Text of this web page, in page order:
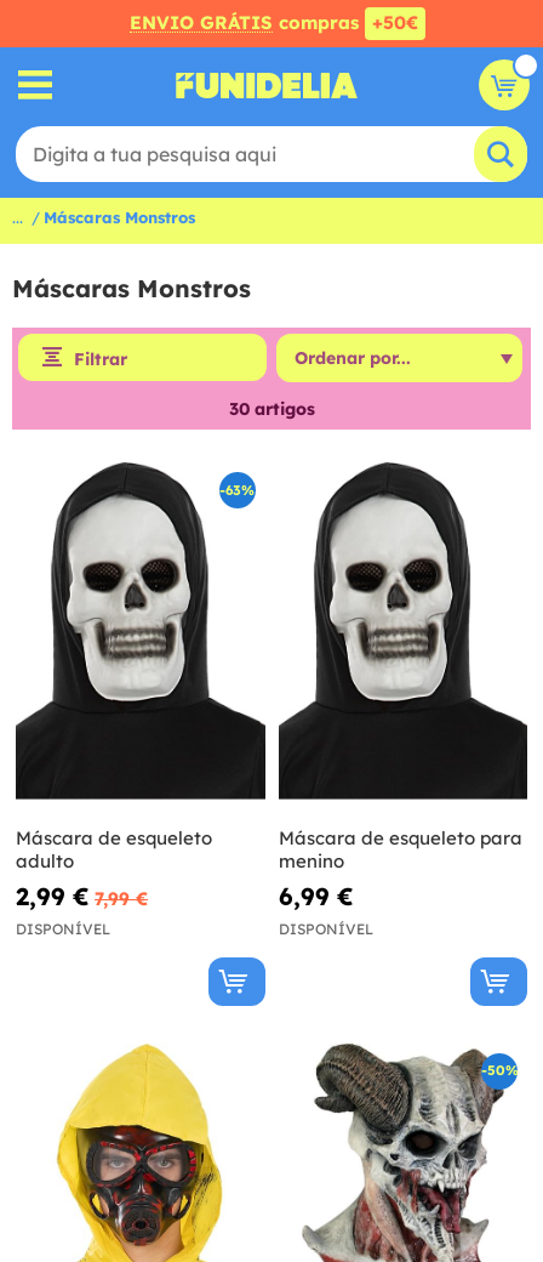
ENVIO GRÁTIS compras +50€
... Máscaras Monstros
Máscaras Monstros
Filtrar
30artigos
-63%
Máscara de esqueleto
adulto
2,99 € 7,99 €
DISPONÍVEL
Máscara de esqueleto para
menino
6,99 €
DISPONÍVEL
-50%